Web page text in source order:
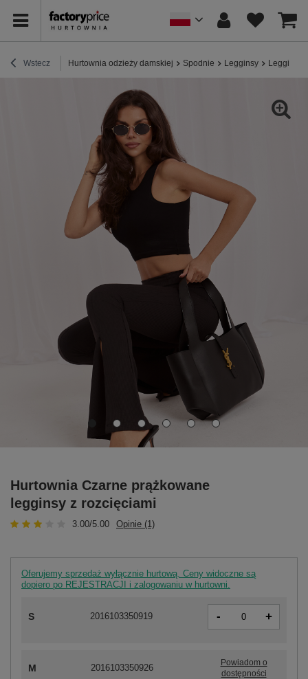
Wstecz Hurtownia odzieży damskiej Spodnie Legginsy Legginsy
Hurtownia Czarne prążkowane
legginsy z rozcięciami
3.00/5.00 Opinie (1)
Oferujemy sprzedaż wyłącznie hurtową. Ceny widoczne są
dopiero po REJESTRACJI i zalogowaniu w hurtowni.
S 2016103350919 - +
M 2016103350926
Powiadom o
dostępności